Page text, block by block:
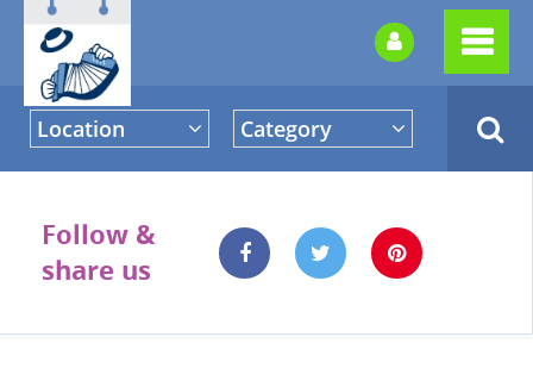
Location Category
Follow &
share us